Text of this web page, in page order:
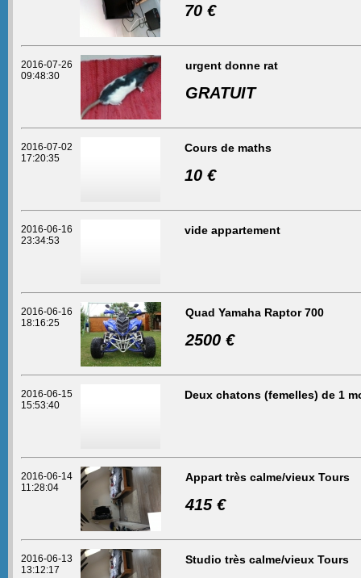
70 €
2016-07-26
09:48:30
urgent donne rat
GRATUIT
2016-07-02
17:20:35
Cours de maths
10 €
2016-06-16
23:34:53
vide appartement
2016-06-16
18:16:25
Quad Yamaha Raptor 700
2500 €
2016-06-15
15:53:40
Deux chatons (femelles) de 1
2016-06-14
11:28:04
Appart très calme/vieux Tours
415 €
2016-06-13
13:12:17
Studio très calme/vieux Tours